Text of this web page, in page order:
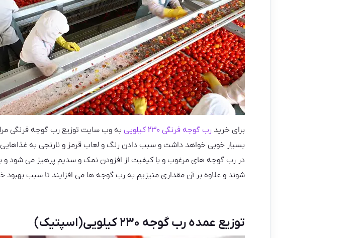
برای خرید رب گوجه فرنگی ۲۳۰ کیلویی
به وب سایت توزیع رب گوجه فرنگی
بسیار خوبی خواهد داشت و سبب دادن رنگ و لعاب قرمز و نارنجی به
در رب گوجه های مرغوب و با کیفیت از افزودن نمک و سدیم پرهیز می
شوند و علاوه بر آن مقداری منیزیم به رب گوجه ها می افزایند تا سبب بهبود
توزیع عمده رب گوجه ۲۳۰ کیلویی(اسپتیک)